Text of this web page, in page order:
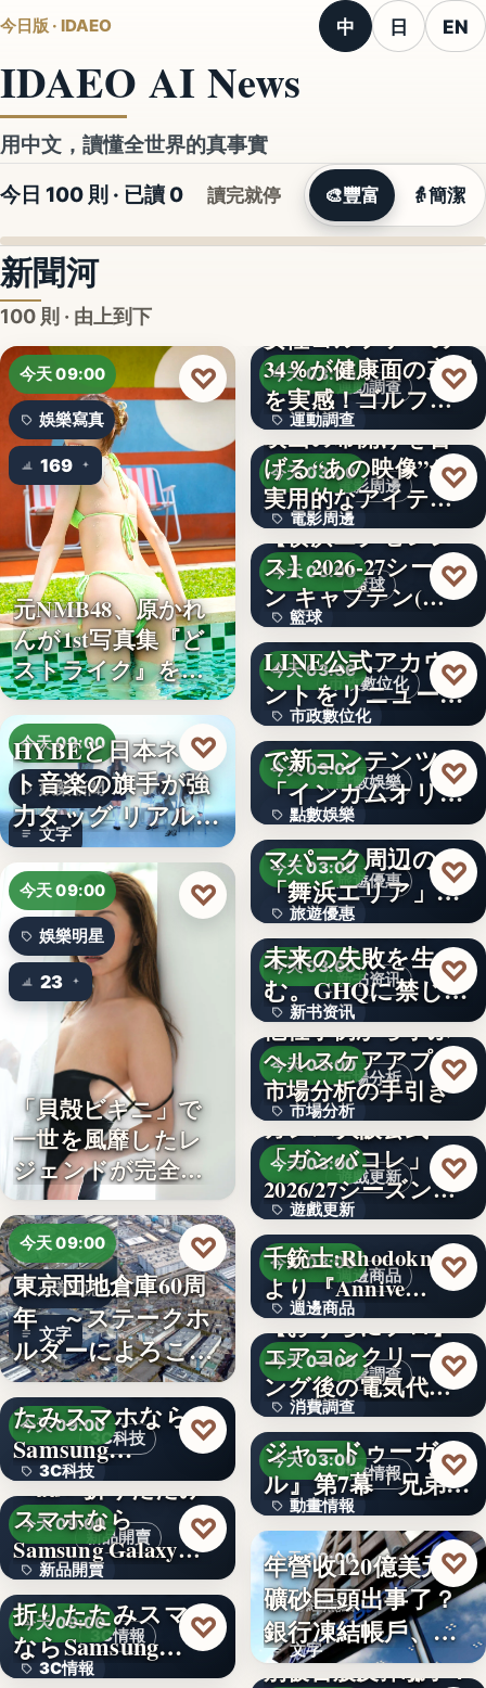
今日版 · IDAEO 中 日 EN
IDAEO AI News
用中文，讀懂全世界的真事實
今日 100 則 · 已讀 0 讀完就停 🎨豐富 👵簡潔
新聞河
100 則 · 由上到下
今天 09:00
娛樂寫真
169
元NMB48、原かれ
んが1st写真集『ど
ストライク』を…
♡
今天 09:00
娛樂新聞
文字
HYBEと日本ネッ
ト音楽の旗手が強
力タッグ リアル×
バー…
♡
今天 09:00
娛樂明星
23
「貝殻ビキニ」で
一世を風靡したレ
ジェンドが完全復
活武田久…
♡
今天 09:00
企業動態
文字
東京団地倉庫60周
年 ～ステークホ
ルダーによろこば
れる…
♡
3C科技
今天 09:00
3C科技
文字
＜OPEN＞折りた
たみスマホなら
Samsung…
♡
新品開賣
今天 09:00
新品開賣
4.1
＜au＞折りたたみ
スマホなら
Samsung Galaxy…
♡
3C情報
今天 09:00
3C情報
＜ソフトバンク＞
折りたたみスマホ
ならSamsung…
♡
＜Samsung＞折り
文字
運動調查
今天 03:00
運動調查
34%
34％が健康面の充実
を実感！ゴルフを
始め…
♡
電影周邊
今天 03:00
電影周邊
75
映画の幕開けを告
げる“あの映像”が
実用的なアイテム
に！「…
♡
籃球
今天 03:00
籃球
3
【横浜エクセレン
ス】2026-27シーズ
ン キャプテン(…
♡
市政數位化
今天 03:00
市政數位化
文字
千葉県茂原市が
LINE公式アカウ
ントをリニューア
ル！プレ…
♡
點數娛樂
今天 03:00
點數娛樂
文字
ポイントインカム
で新コンテンツ
「インカムオリ
パ」開始
♡
旅遊優惠
今天 03:00
旅遊優惠
文字
Peachで行くテー
マパーク周辺の
「舞浜エリア」ホ
テルも…
♡
新书资讯
今天 03:00
新书资讯
文字
かつての成功が、
未来の失敗を生
む。GHQに禁じら
れた「禁…
♡
市場分析
今天 03:00
市場分析
500
他社事例から学ぶ
ヘルスケアアプリ
市場分析の手引き
♡
遊戲更新
今天 03:00
遊戲更新
150
ガンバ大阪公式
「ガンバコレ」
2026/27シーズン開
幕！…
♡
週邊商品
今天 03:00
週邊商品
880円
千銃士:Rhodoknight
より『Annive…
♡
消費調查
今天 03:00
消費調查
40%
【おうちにプロ】
エアコンクリーニ
ング後の電気代削
減の実感…
♡
動畫情報
今天 03:00
動畫情報
文字
TVアニメ『天幕の
ジャードゥーガ
ル』第7幕「兄弟」
あらす…
♡
今天 00:00
財經焦點
文字
年營收120億美元鐵
礦砂巨頭出事了？
銀行凍結帳戶、礦
商急…
♡
別被台股反彈騙了？